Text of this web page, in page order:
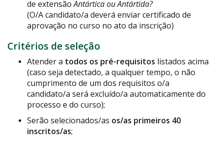
de extensãoAntártica ou Antártida?
(O/A candidato/a deverá enviar certificado de
aprovação no curso no ato da inscrição)
Critérios de seleção
Atender a todos os pré-requisitos listados acima
(caso seja detectado, a qualquer tempo, o não
cumprimento de um dos requisitos o/a
candidato/a será excluído/a automaticamente do
processo e do curso);
Serão selecionados/as os/as primeiros 40
inscritos/as;